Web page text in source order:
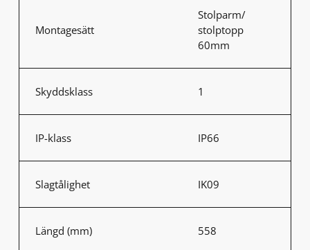
Montagesätt
Stolparm/
stolptopp
60mm
Skyddsklass 1
IP-klass IP66
Slagtålighet IK09
Längd (mm) 558